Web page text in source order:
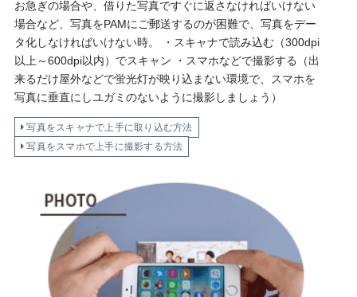
お急ぎの場合や、借りた写真ですぐに返さなければいけない
場合など、写真をPAMにご郵送するのが困難で、写真をデー
タ化しなければいけない時。 ・スキャナで読み込む（300dpi
以上～600dpi以内）でスキャン ・スマホなどで撮影する（出
来るだけ屋外などで蛍光灯が映り込まない環境で、スマホを
写真に垂直にしユガミのないように撮影しましょう）
写真をスキャナで上手に取り込む方法
写真をスマホで上手に撮影する方法